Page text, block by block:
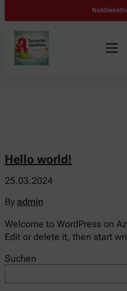
Notdienst
Hello world!
25.03.2024
By admin
Welcome to WordPress on
Edit or delete it, then start
Suchen